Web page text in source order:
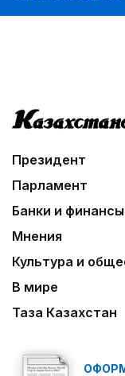
Президент
Парламент
Банки и финансы
Мнения
Культура и
В мире
Таза Казахстан